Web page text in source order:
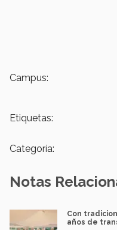
Campus:
Etiquetas:
Categoría:
Notas
Con
años de